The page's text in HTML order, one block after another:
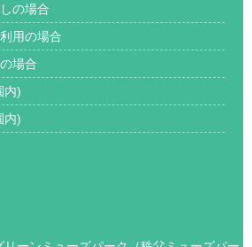
の場合
用の場合
場合
内)
内)